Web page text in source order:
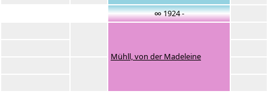
∞ 1924 -
Mühll, von der Madeleine